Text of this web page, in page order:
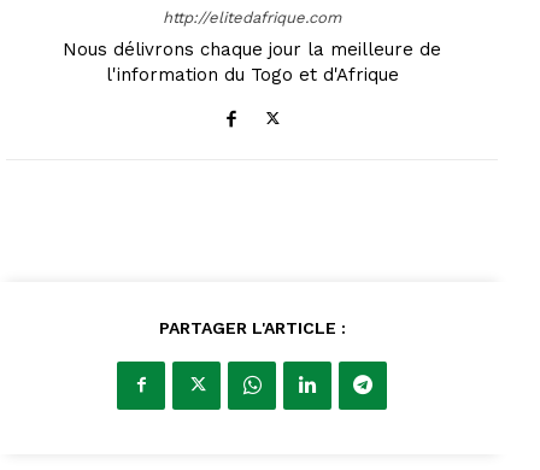
http://elitedafrique.com
Nous délivrons chaque jour la meilleure de
l'information du Togo et d'Afrique
PARTAGER L'ARTICLE :